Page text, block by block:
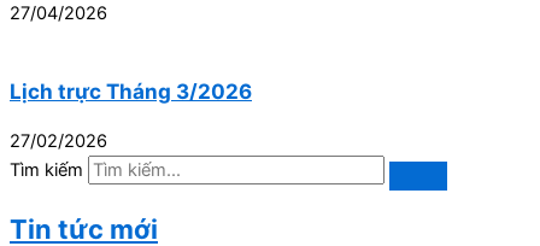
27/04/2026
Lịch trực Tháng 3/2026
27/02/2026
Tìm kiếm
Tin tức mới